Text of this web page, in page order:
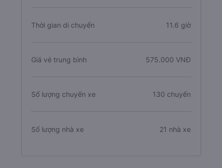
Thời gian di chuyển 11.6 giờ
Giá vé trung bình 575.000 VNĐ
Số lượng chuyến xe 130 chuyến
Số lượng nhà xe 21 nhà xe